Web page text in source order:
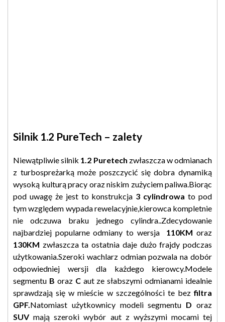
Silnik 1.2 PureTech – zalety
Niewątpliwie silnik 1.2 Puretech zwłaszcza w odmianach
z turbospreżarką może poszczycić się dobra dynamiką
wysoką kulturą pracy oraz niskim zużyciem paliwa.Biorąc
pod uwagę że jest to konstrukcja 3 cylindrowa to pod
tym względem wypada rewelacyjnie,kierowca kompletnie
nie odczuwa braku jednego cylindra..Zdecydowanie
najbardziej popularne odmiany to wersja110KM oraz
130KM zwłaszcza ta ostatnia daje dużo frajdy podczas
użytkowania.Szeroki wachlarz odmian pozwala na dobór
odpowiedniej wersji dla każdego kierowcy.Modele
segmentu B oraz Caut ze słabszymi odmianami idealnie
sprawdzają się w mieście w szczególności te bezfiltra
GPF. Natomiast użytkownicy modeli segmentu D oraz
SUVmają szeroki wybór aut z wyższymi mocami tej